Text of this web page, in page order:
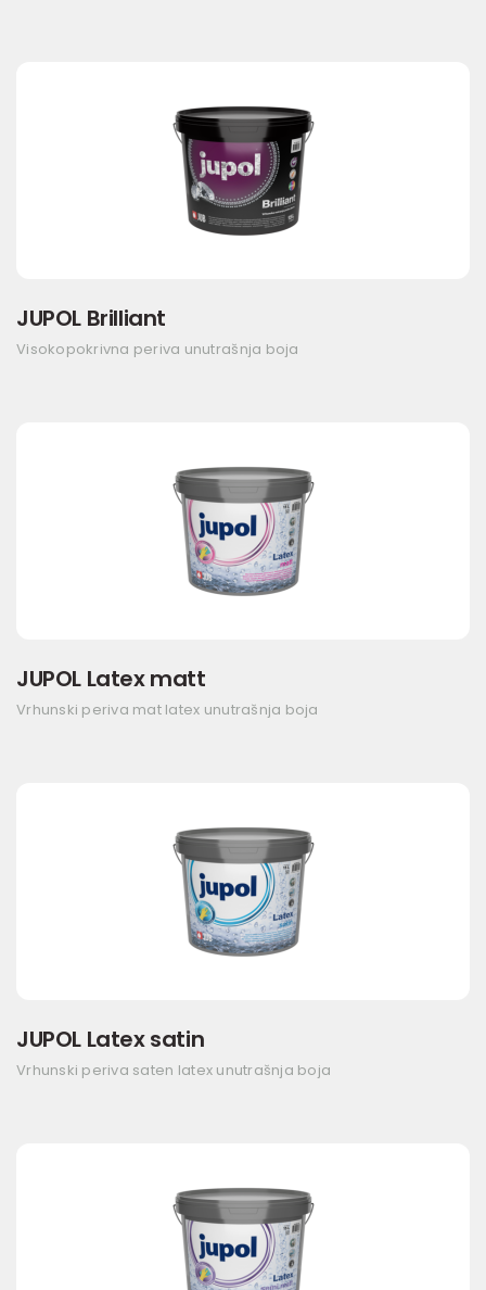
JUPOL Brilliant
Visokopokrivna periva unutrašnja boja
JUPOL Latex matt
Vrhunski periva mat latex unutrašnja boja
JUPOL Latex satin
Vrhunski periva saten latex unutrašnja boja